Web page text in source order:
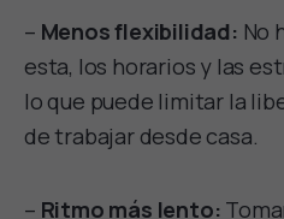
– Menos flexibilidad: No
esta, los horarios y las
lo que puede limitar la
de trabajar desde casa.
– Ritmo más lento: